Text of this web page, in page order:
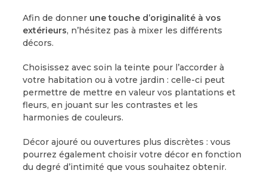
Afin de donner une touche d’originalité à vos
extérieurs, n’hésitez pas à mixer les différents
décors.
Choisissez avec soin la teinte pour l’accorder à
votre habitation ou à votre jardin : celle-ci peut
permettre de mettre en valeur vos plantations et
fleurs, en jouant sur les contrastes et les
harmonies de couleurs.
Décor ajouré ou ouvertures plus discrètes : vous
pourrez également choisir votre décor en fonction
du degré d’intimité que vous souhaitez obtenir.